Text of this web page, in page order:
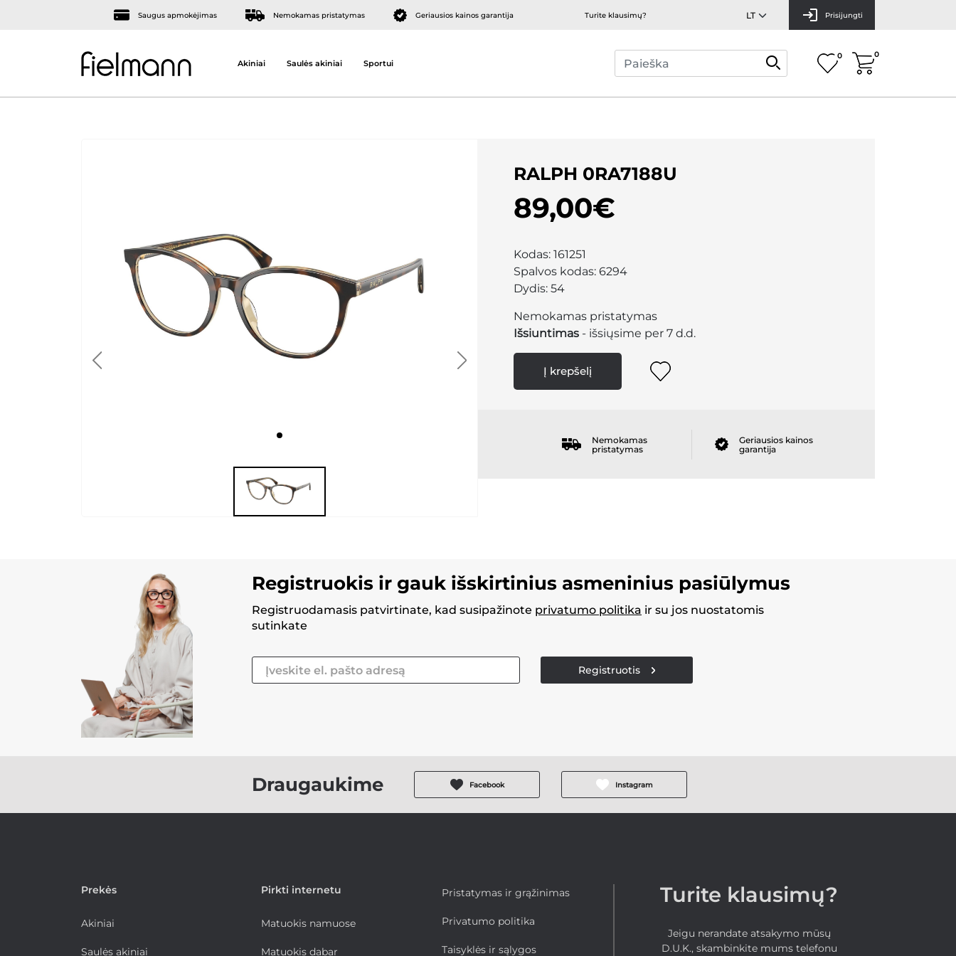
Saugus apmokėjimas Nemokamas pristatymas Geriausios kainos garantija Turite klausimų? Prisijungti
Akiniai Saulės akiniai Sportui
0 0
RALPH 0RA7188U
89,00€
Kodas: 161251
Spalvos kodas: 6294
Dydis: 54
Nemokamas pristatymas
Išsiuntimas - išsiųsime per 7 d.d.
Į krepšelį
Nemokamas
pristatymas
Geriausios kainos
garantija
Registruokis ir gauk išskirtinius asmeninius pasiūlymus
Registruodamasis patvirtinate, kad susipažinote privatumo politika ir su jos nuostatomis
sutinkate
Registruotis
Draugaukime Facebook Instagram
Prekės
Akiniai
Saulės akiniai
Pirkti internetu
Matuokis namuose
Matuokis dabar
Pristatymas ir grąžinimas
Privatumo politika
Taisyklės ir sąlygos
Turite klausimų?
Jeigu nerandate atsakymo mūsų
D.U.K., skambinkite mums telefonu